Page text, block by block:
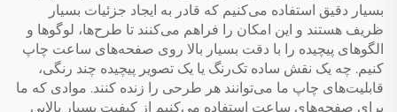
بسیار دقیق استفاده می‌کنیم که قادر به ایجاد جزئیات بسیار
ظریف هستند و این امکان را فراهم می‌کنند تا طرح‌ها، لوگوها و
الگوهای پیچیده را با دقت بسیار بالا روی صفحه‌های ساعت چاپ
کنیم. چه یک نقش ساده تک‌رنگ یا یک تصویر پیچیده چند رنگی،
قابلیت‌های چاپ ما می‌توانند هر طرحی را زنده کنند. موادی که ما
برای صفحه‌های ساعت استفاده می‌کنیم از کیفیت بسیار بالایی